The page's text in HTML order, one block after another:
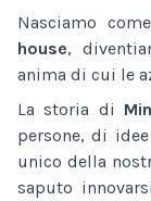
Nasciamo come
house,
anima di cui le
La storia di
persone, di
unico della
saputo